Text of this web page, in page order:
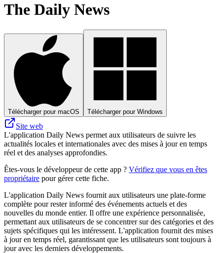
The Daily News
Télécharger pour macOS Télécharger pour Windows
Site web
L'application Daily News permet aux utilisateurs de suivre les
actualités locales et internationales avec des mises à jour en temps
réel et des analyses approfondies.
Êtes-vous le développeur de cette app ? Vérifiez que vous en êtes
propriétaire pour gérer cette fiche.
L'application Daily News fournit aux utilisateurs une plate-forme
complète pour rester informé des événements actuels et des
nouvelles du monde entier. Il offre une expérience personnalisée,
permettant aux utilisateurs de se concentrer sur des catégories et des
sujets spécifiques qui les intéressent. L'application fournit des mises
à jour en temps réel, garantissant que les utilisateurs sont toujours à
jour avec les derniers développements.